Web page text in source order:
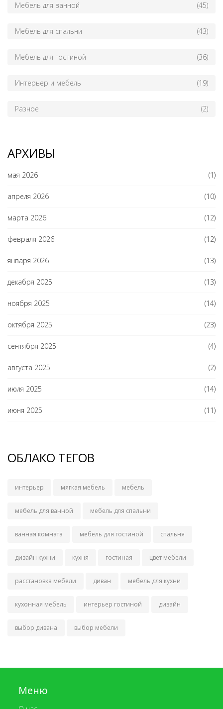
Мебель для ванной (45)
Мебель для спальни (43)
Мебель для гостиной (36)
Интерьер и мебель (19)
Разное (2)
АРХИВЫ
мая 2026 (1)
апреля 2026 (10)
марта 2026 (12)
февраля 2026 (12)
января 2026 (13)
декабря 2025 (13)
ноября 2025 (14)
октября 2025 (23)
сентября 2025 (4)
августа 2025 (2)
июля 2025 (14)
июня 2025 (11)
ОБЛАКО ТЕГОВ
интерьер мягкая мебель мебель
мебель для ванной мебель для спальни
ванная комната мебель для гостиной спальня
дизайн кухни кухня гостиная цвет мебели
расстановка мебели диван мебель для кухни
кухонная мебель интерьер гостиной дизайн
выбор дивана выбор мебели
Меню